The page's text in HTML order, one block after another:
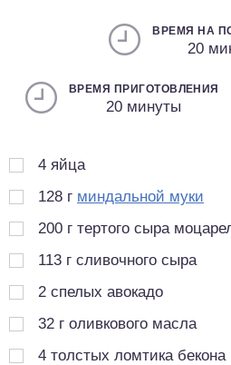
ВРЕМЯ НА
20
ВРЕМЯ ПРИГОТОВЛЕНИЯ
20 минуты
4 яйца
128 г миндальной муки
200 г тертого сыра
113 г сливочного сыра
2 спелых авокадо
32 г оливкового масла
4 толстых ломтика бекона